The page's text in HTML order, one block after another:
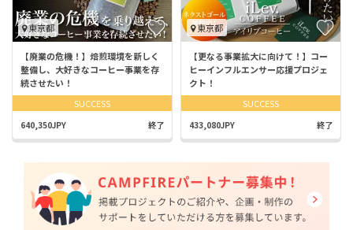
東京都
【廃業の危機！】焙煎環境を新しく
整備し、大好きなコーヒー事業を存
続させたい！
SUCCESS
640,350JPY 終了
東京都
【更なる事業拡大に向けて！】コー
ヒーインフルエンサー応援プロジェ
クト！
SUCCESS
433,080JPY 終了